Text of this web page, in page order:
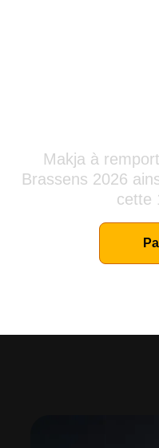
Makja à
Brassens 2026
cette